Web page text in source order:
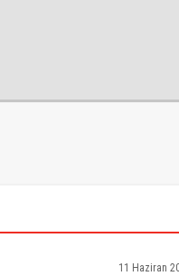
11 Haziran